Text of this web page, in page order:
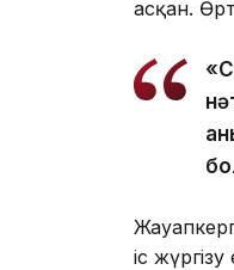
асқан.
іс